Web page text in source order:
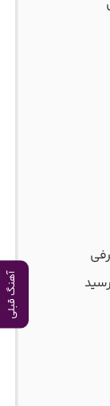
آهنگ قبلی